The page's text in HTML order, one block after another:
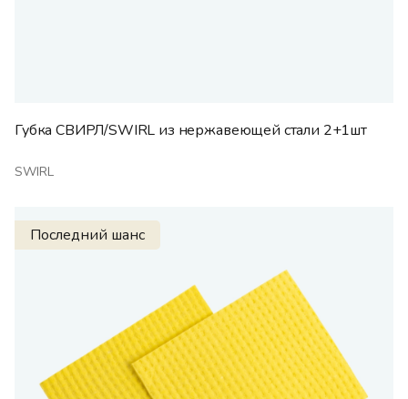
Губка СВИРЛ/SWIRL из нержавеющей стали 2+1шт
SWIRL
Последний шанс